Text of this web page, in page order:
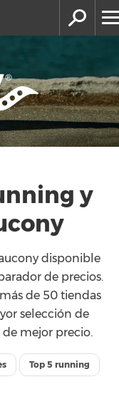
y
disponible
de precios.
de 50 tiendas
selección de
mejor precio.
Top 5 running